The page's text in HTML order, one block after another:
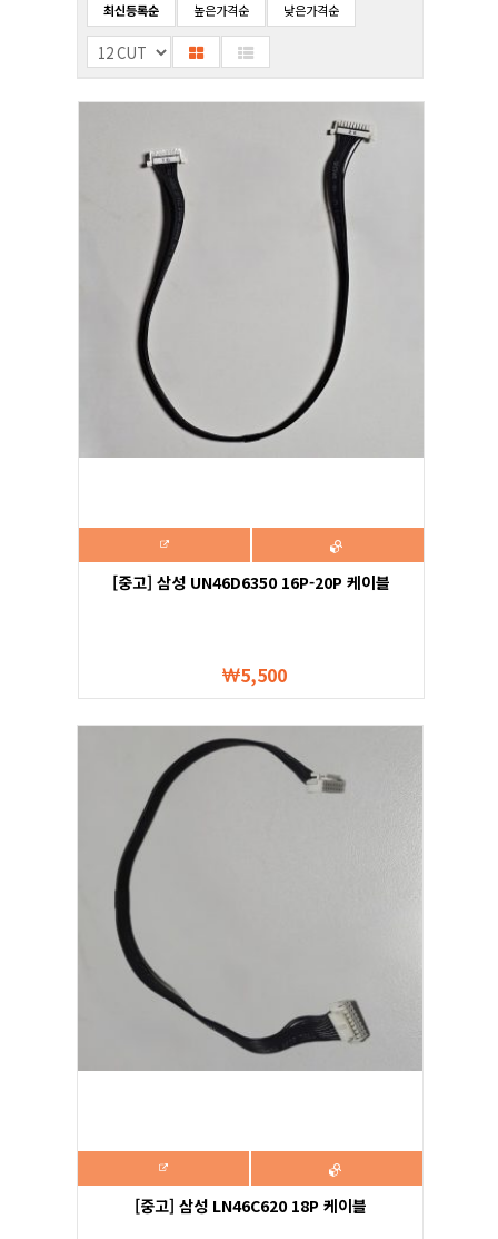
최신등록순 높은가격순 낮은가격순
[중고] 삼성 UN46D6350 16P-20P 케이블
5,500
[중고] 삼성 LN46C620 18P 케이블